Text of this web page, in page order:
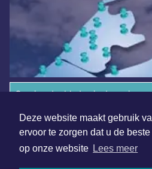
Deze website maakt gebruik
ervoor te zorgen dat u de
op onze website Lees meer
Overige dagbladen in de regio
Algemene voorwaarden
Disclaimer